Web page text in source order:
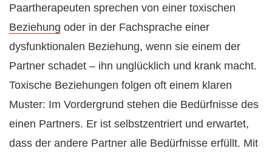
Paartherapeuten sprechen von einer toxischen
Beziehung oder in der Fachsprache einer
dysfunktionalen Beziehung, wenn sie einem der
Partner schadet – ihn unglücklich und krank macht.
Toxische Beziehungen folgen oft einem klaren
Muster: Im Vordergrund stehen die Bedürfnisse des
einen Partners. Er ist selbstzentriert und erwartet,
dass der andere Partner alle Bedürfnisse erfüllt. Mit